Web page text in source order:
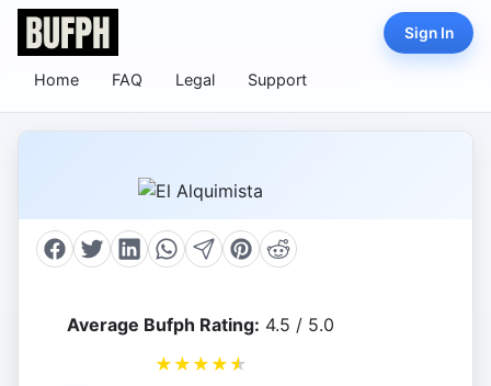
Home FAQ Legal Support
Sign In
Average Bufph Rating: 4.5 / 5.0
★ ★ ★ ★ ★